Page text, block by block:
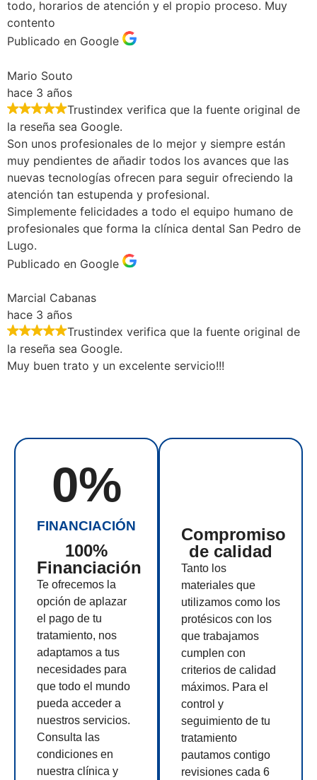
todo, horarios de atención y el propio proceso. Muy
contento
Publicado en Google
Mario Souto
hace 3 años
Trustindex verifica que la fuente original de
la reseña sea Google.
Son unos profesionales de lo mejor y siempre están
muy pendientes de añadir todos los avances que las
nuevas tecnologías ofrecen para seguir ofreciendo la
atención tan estupenda y profesional.
Simplemente felicidades a todo el equipo humano de
profesionales que forma la clínica dental San Pedro de
Lugo.
Publicado en Google
Marcial Cabanas
hace 3 años
Trustindex verifica que la fuente original de
la reseña sea Google.
Muy buen trato y un excelente servicio!!!
FINANCIACIÓN
0%
100%
Financiación
Te ofrecemos la
opción de aplazar
el pago de tu
tratamiento, nos
adaptamos a tus
necesidades para
que todo el mundo
pueda acceder a
nuestros servicios.
Consulta las
condiciones en
nuestra clínica y
Compromiso
de calidad
Tanto los
materiales que
utilizamos como los
protésicos con los
que trabajamos
cumplen con
criterios de calidad
máximos. Para el
control y
seguimiento de tu
tratamiento
pautamos contigo
revisiones cada 6